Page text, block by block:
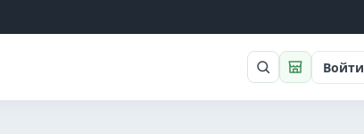
ПоискМагазин
Войти